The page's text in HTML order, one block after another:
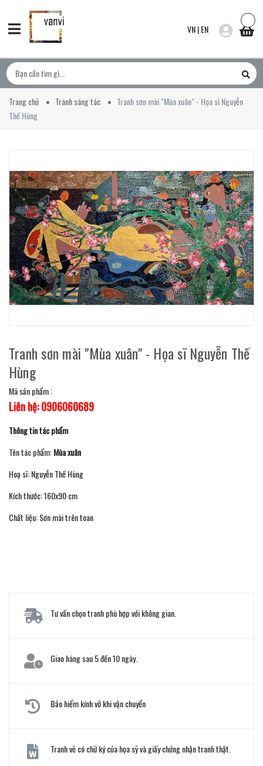
VN|EN
Trang chủ Tranh sáng tác
Tranh sơn mài "Mùa xuân" - Họa sĩ Nguyễn
Thế Hùng
Tranh sơn mài "Mùa xuân" - Họa sĩ Nguyễn Thế
Hùng
Mã sản phẩm :
Liên hệ: 0906060689
Thông tin tác phẩm
Tên tác phẩm:Mùa xuân
Hoạ sĩ: Nguyễn Thế Hùng
Kích thước: 160x90 cm
Chất liệu: Sơn mài trên toan
Tư vấn chọn tranh phù hợp với không gian.
Giao hàng sau 5 đến 10 ngày.
Bảo hiểm kính vỡ khi vận chuyển
Tranh vẽ có chữ ký của họa sỹ và giấy chứng nhận tranh thật.